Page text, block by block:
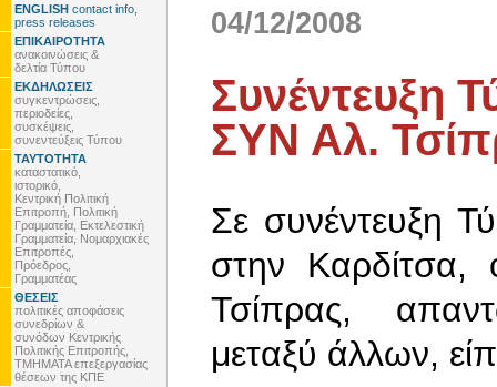
ENGLISH contact info,
press releases
ΕΠΙΚΑΙΡΟΤΗΤΑ
ανακοινώσεις &
δελτία Τύπου
ΕΚΔΗΛΩΣΕΙΣ
συγκεντρώσεις,
περιοδείες,
συσκέψεις,
συνεντεύξεις Τύπου
ΤΑΥΤΟΤΗΤΑ
καταστατικό,
ιστορικό,
Κεντρική Πολιτική
Επιτροπή, Πολιτική
Γραμματεία, Εκτελεστική
Γραμματεία, Νομαρχιακές
Επιτροπές,
Πρόεδρος,
Γραμματέας
ΘΕΣΕΙΣ
πολιτικές αποφάσεις
συνεδρίων &
συνόδων Κεντρικής
Πολιτικής Επιτροπής,
ΤΜΗΜΑΤΑ επεξεργασίας
θέσεων της ΚΠΕ
04/12/2008
Συνέντευξη
ΣΥΝ Αλ.
Σε συνέντευξη
στην
Τσίπρας,
μεταξύ άλλων,